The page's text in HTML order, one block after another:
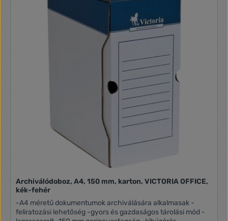
Archiválódoboz, A4, 150 mm, karton, VICTORIA OFFICE,
kék-fehér
-A4 méretű dokumentumok archiválására alkalmasak -
feliratozási lehetőség -gyors és gazdaságos tárolási mód -